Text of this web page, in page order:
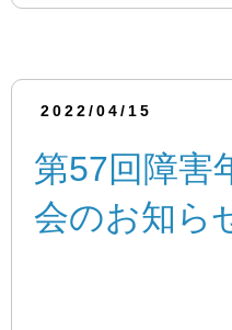
2022/04/15
第57回障害
会のお知ら